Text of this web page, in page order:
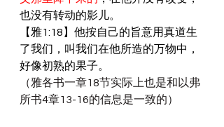
也没有转动的影儿。
【雅1:18】他按自己的旨意用真道生
了我们，叫我们在他所造的万物中，
好像初熟的果子。
（雅各书一章18节实际上也是和以弗
所书4章13-16的信息是一致的）